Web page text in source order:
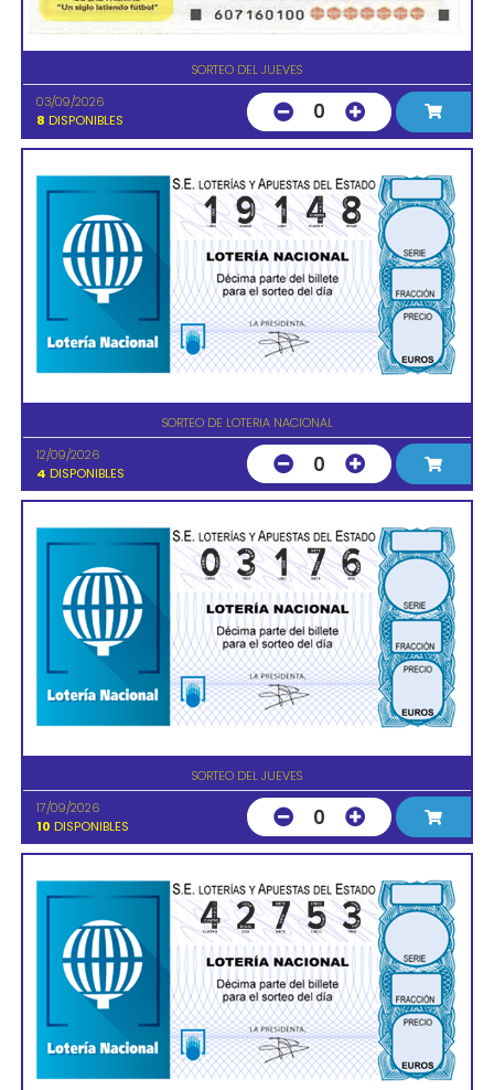
SORTEO DEL JUEVES
03/09/2026
8 DISPONIBLES 0
SORTEO DE LOTERIA NACIONAL
12/09/2026
4 DISPONIBLES 0
SORTEO DEL JUEVES
17/09/2026
10 DISPONIBLES 0